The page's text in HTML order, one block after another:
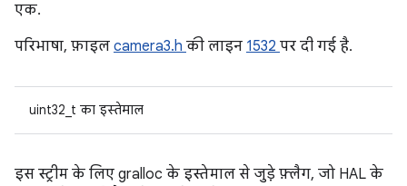
एक.
परिभाषा, फ़ाइल camera3.h की लाइन 1532 पर दी गई है.
uint32_t का इस्तेमाल
इस स्ट्रीम के लिए gralloc के इस्तेमाल से जुड़े फ़्लैग, जो HAL के